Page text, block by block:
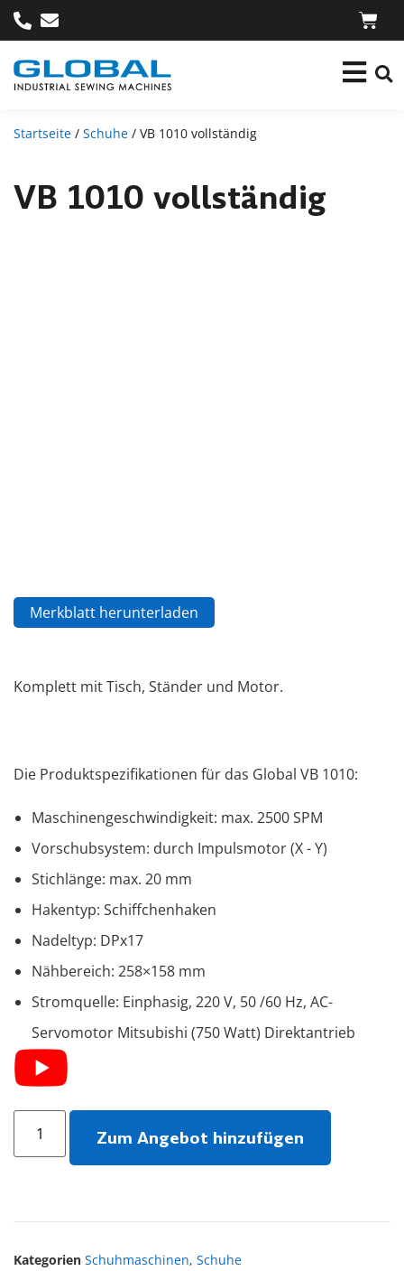
Startseite / Schuhe / VB 1010 vollständig
VB 1010 vollständig
Merkblatt herunterladen
Komplett mit Tisch, Ständer und Motor.
Die Produktspezifikationen für das Global VB 1010:
Maschinengeschwindigkeit: max. 2500 SPM
Vorschubsystem: durch Impulsmotor (X - Y)
Stichlänge: max. 20 mm
Hakentyp: Schiffchenhaken
Nadeltyp: DPx17
Nähbereich: 258×158 mm
Stromquelle: Einphasig, 220 V, 50 /60 Hz, AC-
Servomotor Mitsubishi (750 Watt) Direktantrieb
Zum Angebot hinzufügen
Kategorien Schuhmaschinen, Schuhe